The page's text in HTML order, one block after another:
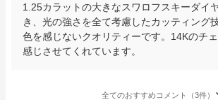
1.25カラットの大きなスワロフスキーダイ
き、光の強さを全て考慮したカッティング
色を感じないクオリティーです。14Kのチ
感じさせてくれています。
全てのおすすめコメント（3件）